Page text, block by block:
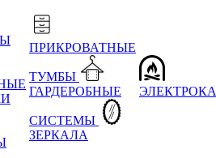
ПРИКРОВАТНЫЕ
ТУМБЫ
ГАРДЕРОБНЫЕ
СИСТЕМЫ
ЗЕРКАЛА